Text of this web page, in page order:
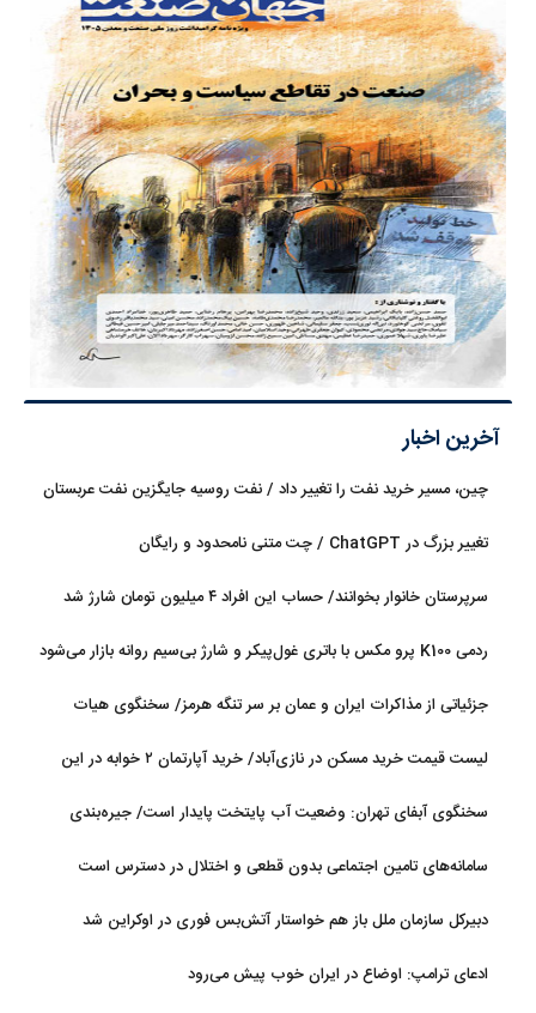
آخرین اخبار
چین، مسیر خرید نفت را تغییر داد / نفت روسیه جایگزین نفت عربستان
تغییر بزرگ در ChatGPT / چت متنی نامحدود و رایگان
سرپرستان خانوار بخوانند/ حساب این افراد ۴ میلیون تومان شارژ شد
ردمی K100 پرو مکس با باتری غول‌پیکر و شارژ بی‌سیم روانه بازار می‌شود
جزئیاتی از مذاکرات ایران و عمان بر سر تنگه هرمز/ سخنگوی هیات
لیست قیمت خرید مسکن در نازی‌آباد/ خرید آپارتمان ۲ خوابه در این
سخنگوی آبفای تهران: وضعیت آب پایتخت پایدار است/ جیره‌بندی
سامانه‌های تامین اجتماعی بدون قطعی و اختلال در دسترس است
دبیرکل سازمان ملل باز هم خواستار آتش‌بس فوری در اوکراین شد
ادعای ترامپ: اوضاع در ایران خوب پیش می‌رود